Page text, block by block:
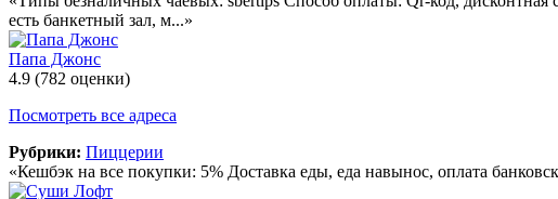
есть банкетный зал, м...»
Папа Джонс
4.9 (782 оценки)
Посмотреть все адреса
Рубрики: Пиццерии
«Кешбэк на все покупки: 5% Доставка еды, еда навынос, оплата